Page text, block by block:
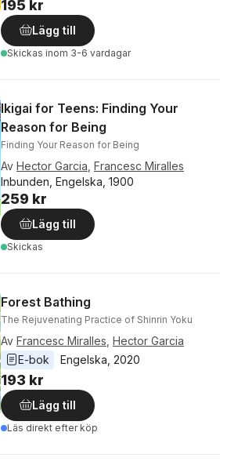
195 kr
Lägg till
Skickas inom 3-6 vardagar
Ikigai for Teens: Finding Your
Reason for Being
Finding Your Reason for Being
Av Hector Garcia Francesc Miralles
Inbunden, Engelska, 1900
259 kr
Lägg till
Skickas
Forest Bathing
The Rejuvenating Practice of Shinrin Yoku
Av Francesc Miralles Hector Garcia
E-bok
Engelska 2020
193 kr
Lägg till
Läs direkt efter köp